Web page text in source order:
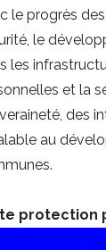
le progrès
le
les
et la
des
au
protection